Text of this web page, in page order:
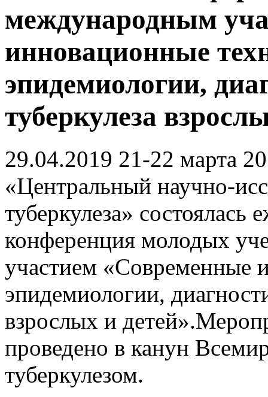
международным
инновационные
эпидемиологии,
туберкулеза
29.04.2019 21-22 марта
«Центральный научно-
туберкулеза» состоялась
конференция молодых
участием «Современные
эпидемиологии,
взрослых и
проведено в канун
туберкулезом.